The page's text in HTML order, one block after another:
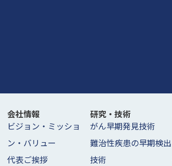
会社情報
ビジョン・ミッショ
ン・バリュー
代表ご挨拶
研究・技術
がん早期発見技術
難治性疾患の早期検出
技術